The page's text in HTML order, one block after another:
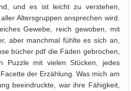
und es ist leicht zu verstehen,
Altersgruppen ansprechen wird.
Gewebe, reich gewoben, mit
aber manchmal fühlte es sich an,
bücher pdf die Fäden gebrochen,
Puzzle mit vielen Stücken, jedes
der Erzählung. Was mich am
beeindruckte, war ihre Fähigkeit,